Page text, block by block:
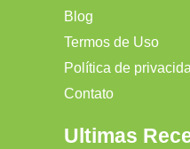
Blog
Termos de Uso
Política de
Contato
Ultimas